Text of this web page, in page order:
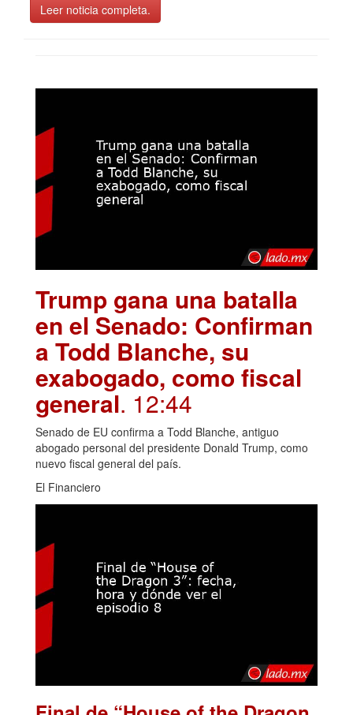
Leer noticia completa.
Trump gana una batalla
en el Senado: Confirman
a Todd Blanche, su
exabogado, como fiscal
general. 12:44
Senado de EU confirma a Todd Blanche, antiguo
abogado personal del presidente Donald Trump, como
nuevo fiscal general del país.
El Financiero